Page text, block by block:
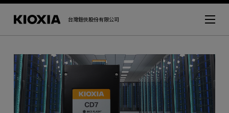
台灣鎧俠股份有限公司